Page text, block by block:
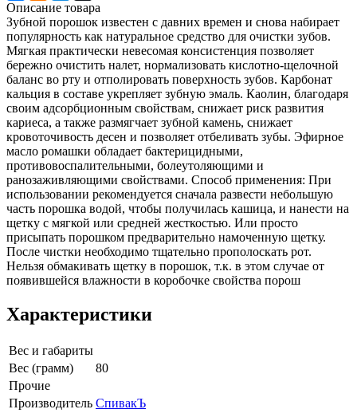
Описание товара
Зубной порошок известен с давних времен и снова набирает
популярность как натуральное средство для очистки зубов.
Мягкая практически невесомая консистенция позволяет
бережно очистить налет, нормализовать кислотно-щелочной
баланс во рту и отполировать поверхность зубов. Карбонат
кальция в составе укрепляет зубную эмаль. Каолин, благодаря
своим адсорбционным свойствам, снижает риск развития
кариеса, а также размягчает зубной камень, снижает
кровоточивость десен и позволяет отбеливать зубы. Эфирное
масло ромашки обладает бактерицидными,
противовоспалительными, болеутоляющими и
ранозаживляющими свойствами. Способ применения: При
использовании рекомендуется сначала развести небольшую
часть порошка водой, чтобы получилась кашица, и нанести на
щетку с мягкой или средней жесткостью. Или просто
присыпать порошком предварительно намоченную щетку.
После чистки необходимо тщательно прополоскать рот.
Нельзя обмакивать щетку в порошок, т.к. в этом случае от
появившейся влажности в коробочке свойства порош
Характеристики
Вес и габариты
Вес (грамм)
80
Прочие
Производитель СпивакЪ